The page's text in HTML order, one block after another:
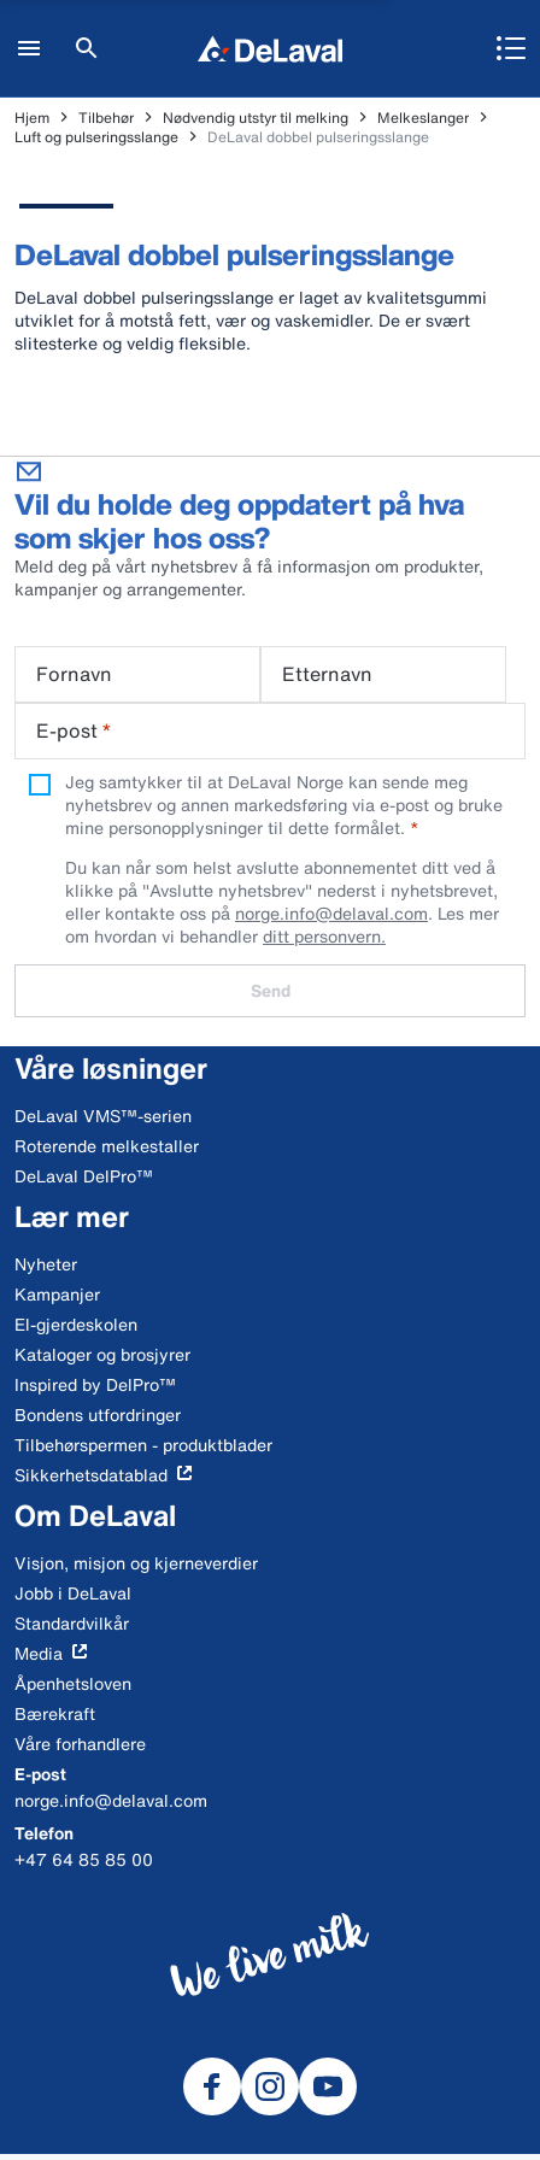
Hjem Tilbehør Nødvendig utstyr til melking
Melkeslanger
Luft og pulseringsslange
DeLaval dobbel pulseringsslange
DeLaval dobbel pulseringsslange
DeLaval dobbel pulseringsslange er laget av kvalitetsgummi
utviklet for å motstå fett, vær og vaskemidler. De er svært
slitesterke og veldig fleksible.
Vil du holde deg oppdatert på hva
som skjer hos oss?
Meld deg på vårt nyhetsbrev å få informasjon om produkter,
kampanjer og arrangementer.
Fornavn
Etternavn
E-post*
Jeg samtykker til at DeLaval Norge kan sende meg
nyhetsbrev og annen markedsføring via e-post og bruke
mine personopplysninger til dette formålet.
Du kan når som helst avslutte abonnementet ditt ved å
klikke på "Avslutte nyhetsbrev" nederst i nyhetsbrevet,
eller kontakte oss på norge.info@delaval.com. Les mer
om hvordan vi behandlerditt personvern.
Send
Våre løsninger
DeLaval VMS™-serien
Roterende melkestaller
DeLaval DelPro™
Lær mer
Nyheter
Kampanjer
El-gjerdeskolen
Kataloger og brosjyrer
Inspired by DelPro™
Bondens utfordringer
Tilbehørspermen - produktblader
Sikkerhetsdatablad
Om DeLaval
Visjon, misjon og kjerneverdier
Jobb i DeLaval
Standardvilkår
Media
Åpenhetsloven
Bærekraft
Våre forhandlere
E-post
norge.info@delaval.com
Telefon
+47 64 85 85 00